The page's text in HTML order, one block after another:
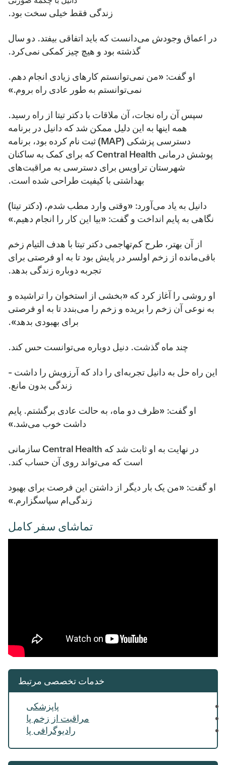
زندگی فقط خیلی سخت بود.
در اعماق وجودش می‌دانست که باید اتفاقی بیفتد. دو سال
گذشته بود و هیچ چیز کمکی نمی‌کرد.
او گفت: «من نمی‌توانستم کارهای زیادی انجام دهم.
نمی‌توانستم به طور عادی راه بروم.»
سپس آن راه نجات، آن ملاقات با دکتر تیتا از راه رسید.
همه اینها به این دلیل ممکن شد که دانیل در برنامه
دسترسی پزشکی (MAP) ثبت نام کرده بود، برنامه
پوشش درمانی Central Health که برای کمک به ساکنان
شهرستان تراویس برای دسترسی به مراقبت‌های
بهداشتی با کیفیت طراحی شده است.
دانیل به یاد می‌آورد: «وقتی وارد مطب شدم، (دکتر تیتا)
نگاهی به پایم انداخت و گفت: «بیا این کار را انجام دهیم.»
از آن بهتر، طرح کم‌تهاجمی دکتر تیتا با هدف التیام زخم
باقی‌مانده از زخم اولسر در پایش بود تا به او فرصتی برای
تجربه دوباره زندگی بدهد.
او روشی را آغاز کرد که «بخشی از استخوان را تراشیده و
به نوعی آن زخم را بریده و زخم را می‌بندد تا به او فرصتی
برای بهبودی بدهد».
چند ماه گذشت. دنیل دوباره می‌توانست حس کند.
این راه حل به دانیل تجربه‌ای را داد که آرزویش را داشت -
زندگی بدون مانع.
او گفت: «ظرف دو ماه، به حالت عادی برگشتم. پایم
داشت خوب می‌شد.»
در نهایت به او ثابت شد که Central Health سازمانی
است که می‌تواند روی آن حساب کند.
او گفت: «من یک بار دیگر از داشتن این فرصت برای بهبود
زندگی‌ام سپاسگزارم.»
تماشای سفر کامل
خدمات تخصصی مرتبط
پاپزشکی
مراقبت از زخم پا
رادیوگرافی پا